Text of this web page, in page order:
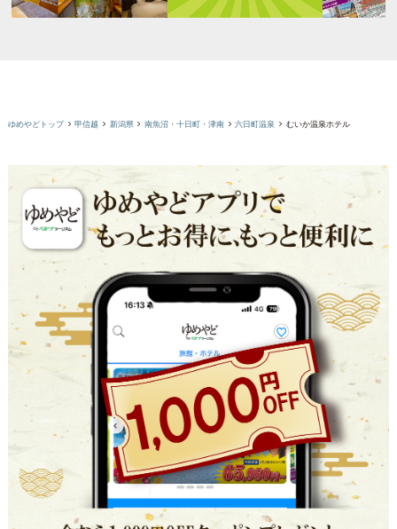
ゆめやどトップ 甲信越 新潟県 南魚沼・十日町・津南 六日町温泉 むいか温泉ホテル